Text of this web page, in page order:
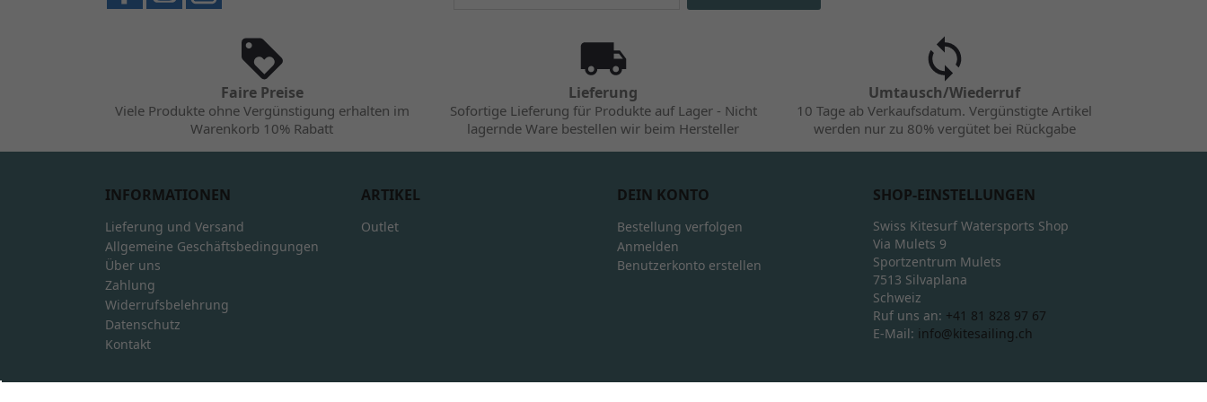
Faire Preise
Viele Produkte ohne Vergünstigung erhalten im
Warenkorb 10% Rabatt
Lieferung
Sofortige Lieferung für Produkte auf Lager - Nicht
lagernde Ware bestellen wir beim Hersteller
Umtausch/Wiederruf
10 Tage ab Verkaufsdatum. Vergünstigte Artikel
werden nur zu 80% vergütet bei Rückgabe
INFORMATIONEN
Lieferung und Versand
Allgemeine Geschäftsbedingungen
Über uns
Zahlung
Widerrufsbelehrung
Datenschutz
Kontakt
ARTIKEL
Outlet
DEIN KONTO
Bestellung verfolgen
Anmelden
Benutzerkonto erstellen
SHOP-EINSTELLUNGEN
Swiss Kitesurf Watersports Shop
Via Mulets 9
Sportzentrum Mulets
7513 Silvaplana
Schweiz
Ruf uns an: +41 81 828 97 67
E-Mail: info@kitesailing.ch